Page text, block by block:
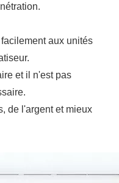
aux unités
et il n'est pas
de l'argent et mieux